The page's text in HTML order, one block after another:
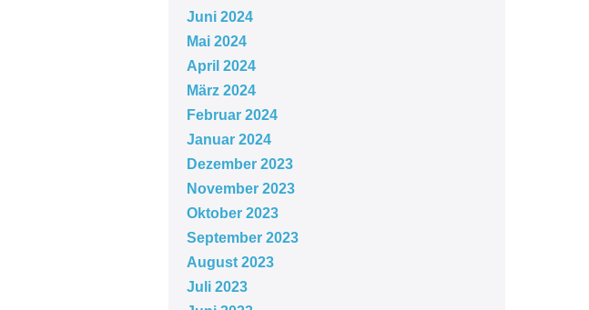
Juni 2024
Mai 2024
April 2024
März 2024
Februar 2024
Januar 2024
Dezember 2023
November 2023
Oktober 2023
September 2023
August 2023
Juli 2023